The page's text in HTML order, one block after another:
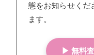
態をお知らせくだ
ます。
▶ 無料